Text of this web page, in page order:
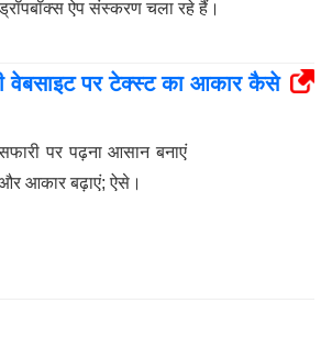
ऐप संस्करण चला रहे हैं।
वेबसाइट पर टेक्स्ट का आकार कैसे
पर पढ़ना आसान बनाएं
आकार बढ़ाएं; ऐसे।